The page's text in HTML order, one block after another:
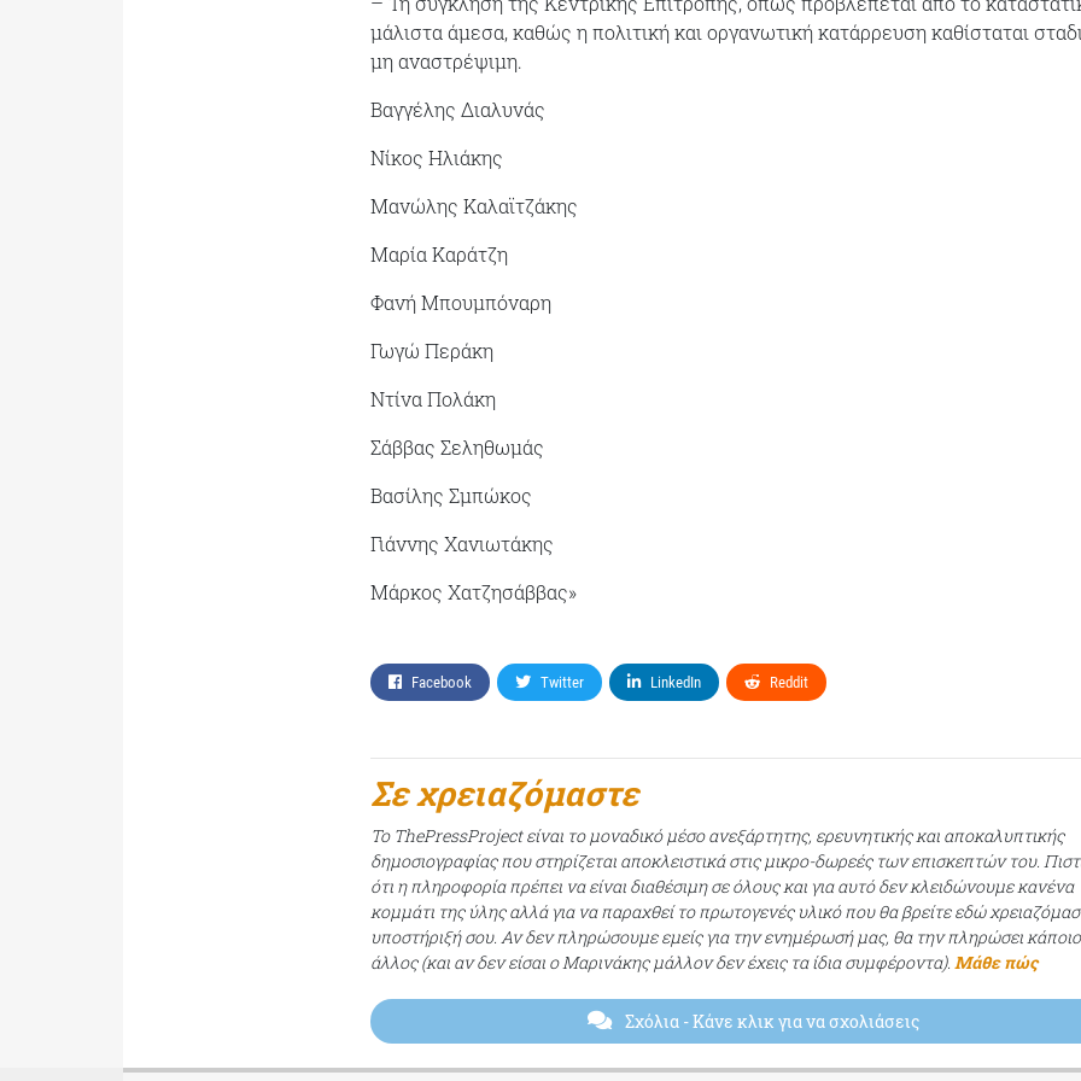
μάλιστα άμεσα, καθώς η πολιτική και οργανωτική κατάρρευση καθίσταται
μη αναστρέψιμη.
Βαγγέλης Διαλυνάς
Νίκος Ηλιάκης
Μανώλης Καλαϊτζάκης
Μαρία Καράτζη
Φανή Μπουμπόναρη
Γωγώ Περάκη
Ντίνα Πολάκη
Σάββας Σεληθωμάς
Βασίλης Σμπώκος
Γιάννης Χανιωτάκης
Μάρκος Χατζησάββας»
Facebook Twitter LinkedIn Reddit
Σε χρειαζόμαστε
Το ThePressProject είναι το μοναδικό μέσο ανεξάρτητης, ερευνητικής και αποκαλυπτικής
δημοσιογραφίας που στηρίζεται αποκλειστικά στις μικρο-δωρεές των επισκεπτών του.
ότι η πληροφορία πρέπει να είναι διαθέσιμη σε όλους και για αυτό δεν κλειδώνουμε κανένα
κομμάτι της ύλης αλλά για να παραχθεί το πρωτογενές υλικό που θα βρείτε εδώ
υποστήριξή σου. Αν δεν πληρώσουμε εμείς για την ενημέρωσή μας, θα την πληρώσει
άλλος (και αν δεν είσαι ο Μαρινάκης μάλλον δεν έχεις τα ίδια συμφέροντα). Μάθε πώς
Σχόλια- Κάνε κλικ για να σχολιάσεις